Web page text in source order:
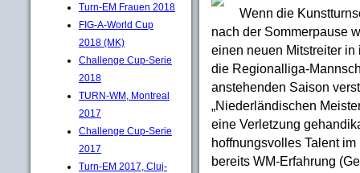
Turn-EM Frauen 2018
FIG-A-World Cup
2018 (MK)
Challenge Cup-Serie
2018
TURN-WM, Montreal
2017
Challenge Cup-Serie
2017
Turn-EM 2017, Cluj-
Wenn die
nach der Sommerpause
einen neuen Mitstreiter
die Regionalliga-
anstehenden Saison
„Niederländischen
eine Verletzung
hoffnungsvolles Talent
bereits WM-Erfahrung